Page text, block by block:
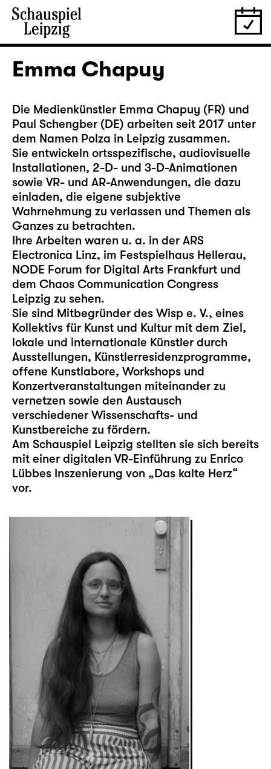
Emma Chapuy
Die Medienkünstler Emma Chapuy (FR) und
Paul Schengber (DE) arbeiten seit 2017 unter
dem Namen Polza in Leipzig zusammen.
Sie entwickeln ortsspezifische, audiovisuelle
Installationen, 2-D- und 3-D-Animationen
sowie VR- und AR-Anwendungen, die dazu
einladen, die eigene subjektive
Wahrnehmung zu verlassen und Themen als
Ganzes zu betrachten.
Ihre Arbeiten waren u. a. in der ARS
Electronica Linz, im Festspielhaus Hellerau,
NODE Forum for Digital Arts Frankfurt und
dem Chaos Communication Congress
Leipzig zu sehen.
Sie sind Mitbegründer des Wisp e. V., eines
Kollektivs für Kunst und Kultur mit dem Ziel,
lokale und internationale Künstler durch
Ausstellungen, Künstlerresidenzprogramme,
offene Kunstlabore, Workshops und
Konzertveranstaltungen miteinander zu
vernetzen sowie den Austausch
verschiedener Wissenschafts- und
Kunstbereiche zu fördern.
Am Schauspiel Leipzig stellten sie sich bereits
mit einer digitalen VR-Einführung zu Enrico
Lübbes Inszenierung von „Das kalte Herz“
vor.